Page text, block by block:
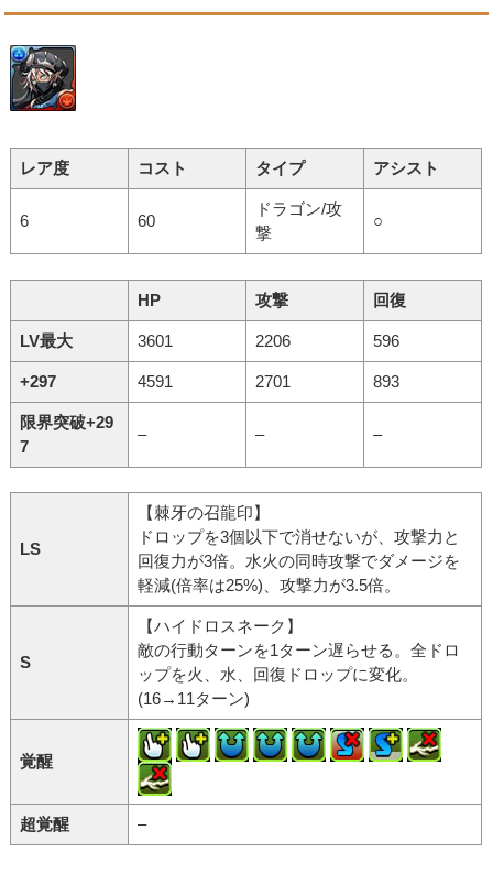
レア度 コスト タイプ アシスト
6 60
ドラゴン/攻
撃
○
HP 攻撃 回復
LV最大 3601 2206 596
+297 4591 2701 893
限界突破+29
7
– – –
LS
【棘牙の召龍印】
ドロップを3個以下で消せないが、攻撃力と
回復力が3倍。水火の同時攻撃でダメージを
軽減(倍率は25%)、攻撃力が3.5倍。
S
【ハイドロスネーク】
敵の行動ターンを1ターン遅らせる。全ドロ
ップを火、水、回復ドロップに変化。
(16→11ターン)
覚醒
超覚醒 –